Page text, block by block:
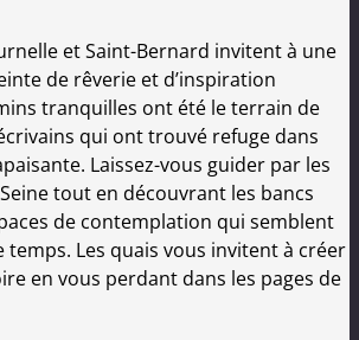
et Saint-Bernard invitent à une
de rêverie et d’inspiration
tranquilles ont été le terrain de
qui ont trouvé refuge dans
Laissez-vous guider par les
tout en découvrant les bancs
de contemplation qui semblent
temps. Les quais vous invitent à créer
en vous perdant dans les pages de